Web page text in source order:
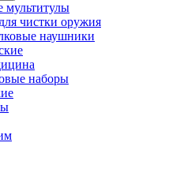
мультитулы
чистки оружия
наушники
наборы